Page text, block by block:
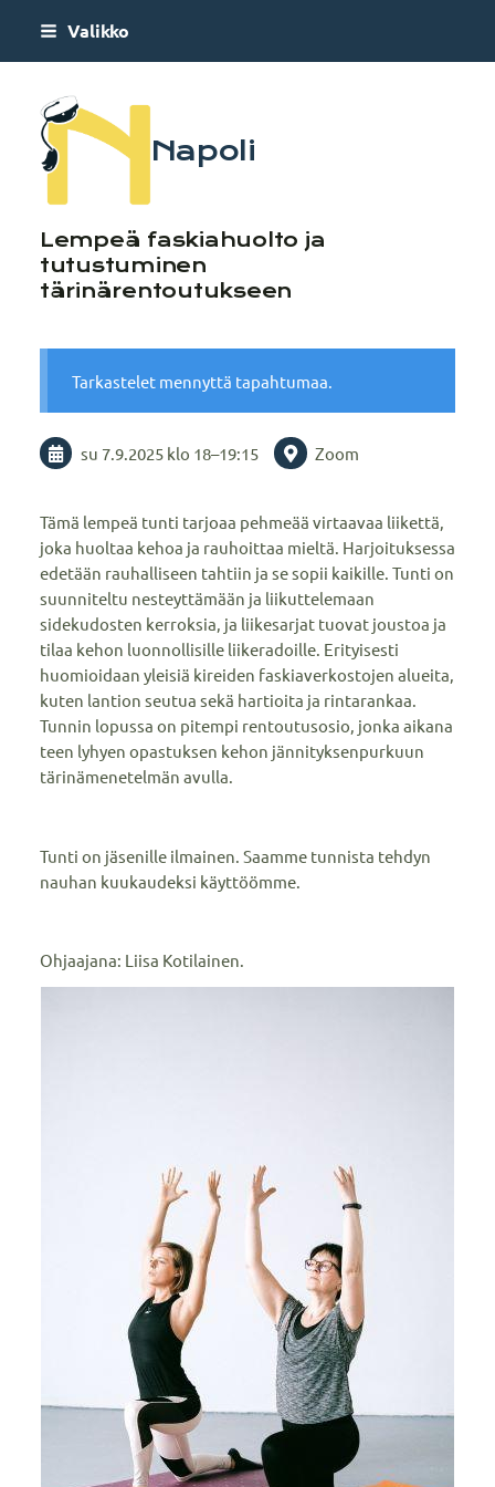
Siirry
Valikko
Napoli
Lempeä faskiahuolto ja
tutustuminen
tärinärentoutukseen
Tarkastelet mennyttä tapahtumaa.
su 7.9.2025 klo 18–19:15 Zoom
Tämä lempeä tunti tarjoaa pehmeää virtaavaa liikettä,
joka huoltaa kehoa ja rauhoittaa mieltä. Harjoituksessa
edetään rauhalliseen tahtiin ja se sopii kaikille. Tunti on
suunniteltu nesteyttämään ja liikuttelemaan
sidekudosten kerroksia, ja liikesarjat tuovat joustoa ja
tilaa kehon luonnollisille liikeradoille. Erityisesti
huomioidaan yleisiä kireiden faskiaverkostojen alueita,
kuten lantion seutua sekä hartioita ja rintarankaa.
Tunnin lopussa on pitempi rentoutusosio, jonka aikana
teen lyhyen opastuksen kehon jännityksenpurkuun
tärinämenetelmän avulla.
Tunti on jäsenille ilmainen. Saamme tunnista tehdyn
nauhan kuukaudeksi käyttöömme.
Ohjaajana: Liisa Kotilainen.